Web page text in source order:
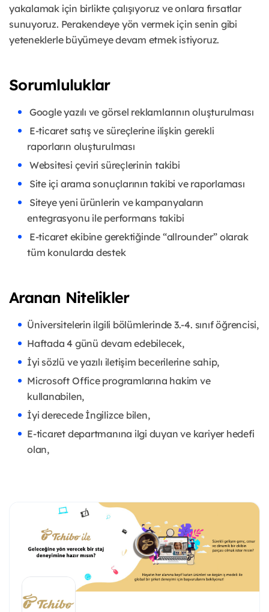
yakalamak için birlikte çalışıyoruz ve onlara fırsatlar
sunuyoruz. Perakendeye yön vermek için senin gibi
yeteneklerle büyümeye devam etmek istiyoruz.
Sorumluluklar
Google yazılı ve görsel reklamlarının oluşturulması
E-ticaret satış ve süreçlerine ilişkin gerekli
raporların oluşturulması
Websitesi çeviri süreçlerinin takibi
Site içi arama sonuçlarının takibi ve raporlaması
Siteye yeni ürünlerin ve kampanyaların
entegrasyonu ile performans takibi
E-ticaret ekibine gerektiğinde “allrounder” olarak
tüm konularda destek
Aranan Nitelikler
Üniversitelerin ilgili bölümlerinde 3.-4. sınıf öğrencisi,
Haftada 4 günü devam edebilecek,
İyi sözlü ve yazılı iletişim becerilerine sahip,
Microsoft Office programlarına hakim ve
kullanabilen,
İyi derecede İngilizce bilen,
E-ticaret departmanına ilgi duyan ve kariyer hedefi
olan,